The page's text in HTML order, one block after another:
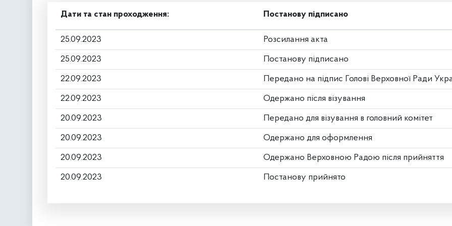
Дати та стан проходження: Постанову підписано
25.09.2023 Розсилання акта
25.09.2023 Постанову підписано
22.09.2023 Передано на підпис Голові Верховної Ради
22.09.2023 Одержано після візування
20.09.2023 Передано для візування в головний комітет
20.09.2023 Одержано для оформлення
20.09.2023 Одержано Верховною Радою після прийняття
20.09.2023 Постанову прийнято